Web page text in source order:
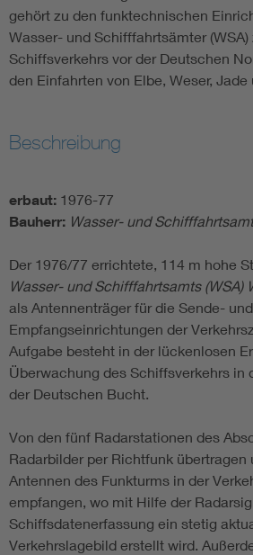
gehört zu den funktechnischen
Wasser- und Schifffahrtsämter
Schiffsverkehrs vor der Deutschen
den Einfahrten von Elbe, Weser,
Beschreibung
erbaut: 1976-77
Bauherr: Wasser- und
Der 1976/77 errichtete, 114 m hohe
Wasser- und Schifffahrtsamts (WSA)
als Antennenträger für die Sende- und
Empfangseinrichtungen der
Aufgabe besteht in der lückenlosen
Überwachung des Schiffsverkehrs in
der Deutschen Bucht.
Von den fünf Radarstationen des
Radarbilder per Richtfunk übertragen
Antennen des Funkturms in der
empfangen, wo mit Hilfe der
Schiffsdatenerfassung ein stetig
Verkehrslagebild erstellt wird.